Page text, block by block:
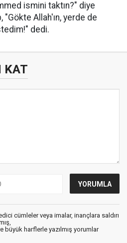
ismini taktın?" diye
Allah'ın, yerde de
dedi.
KAT
cümleler veya imalar, inançlara saldırı
büyük harflerle yazılmış yorumlar